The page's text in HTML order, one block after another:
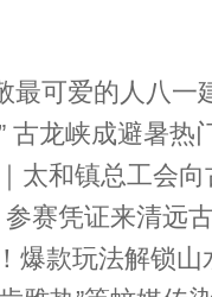
最可爱的人八一
古龙峡成避暑热
太和镇总工会
参赛凭证来清远
爆款玩法解锁